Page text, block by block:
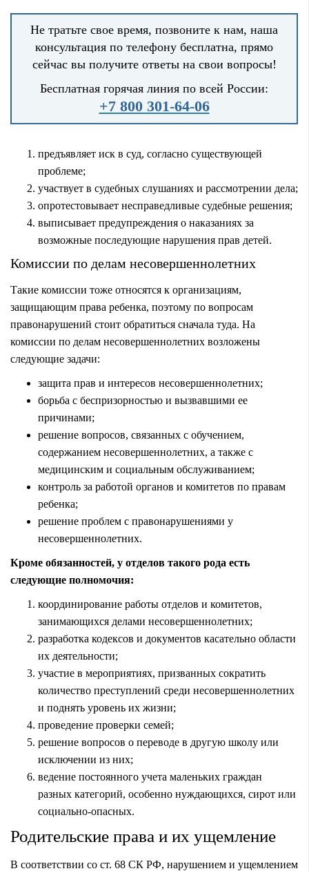
Не тратьте свое время, позвоните к нам, наша
консультация по телефону бесплатна, прямо
сейчас вы получите ответы на свои вопросы!
Бесплатная горячая линия по всей России:
+7 800 301-64-06
предъявляет иск в суд, согласно существующей
проблеме;
участвует в судебных слушаниях и рассмотрении дела;
опротестовывает несправедливые судебные решения;
выписывает предупреждения о наказаниях за
возможные последующие нарушения прав детей.
Комиссии по делам несовершеннолетних
Такие комиссии тоже относятся к организациям,
защищающим права ребенка, поэтому по вопросам
правонарушений стоит обратиться сначала туда. На
комиссии по делам несовершеннолетних возложены
следующие задачи:
защита прав и интересов несовершеннолетних;
борьба с беспризорностью и вызвавшими ее
причинами;
решение вопросов, связанных с обучением,
содержанием несовершеннолетних, а также с
медицинским и социальным обслуживанием;
контроль за работой органов и комитетов по правам
ребенка;
решение проблем с правонарушениями у
несовершеннолетних.
Кроме обязанностей, у отделов такого рода есть
следующие полномочия:
координирование работы отделов и комитетов,
занимающихся делами несовершеннолетних;
разработка кодексов и документов касательно области
их деятельности;
участие в мероприятиях, призванных сократить
количество преступлений среди несовершеннолетних
и поднять уровень их жизни;
проведение проверки семей;
решение вопросов о переводе в другую школу или
исключении из них;
ведение постоянного учета маленьких граждан
разных категорий, особенно нуждающихся, сирот или
социально-опасных.
Родительские права и их ущемление
В соответствии со ст. 68 СК РФ, нарушением и ущемлением